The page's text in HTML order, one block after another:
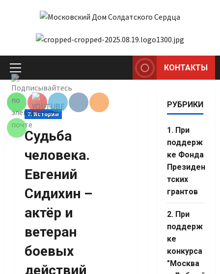
Основное
меню
КОНТАКТЫ
7. Истории
Судьба
человека.
Евгений
Сидихин –
актёр и
ветеран
боевых
действий
РУБРИКИ
1. При
поддерж
ке Фонда
Президен
тских
грантов
2. При
поддерж
ке
конкурса
"Москва
Set Youtube
Channel ID